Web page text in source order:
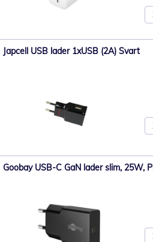
Japcell USB lader 1xUSB (2A) Svart
Goobay USB-C GaN lader slim, 25W,